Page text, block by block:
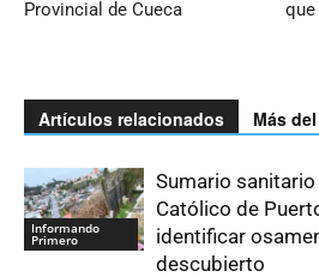
Provincial de Cueca
que
Artículos relacionados Más
Informando
Primero
Sumario
Católico de
identificar
descubierto